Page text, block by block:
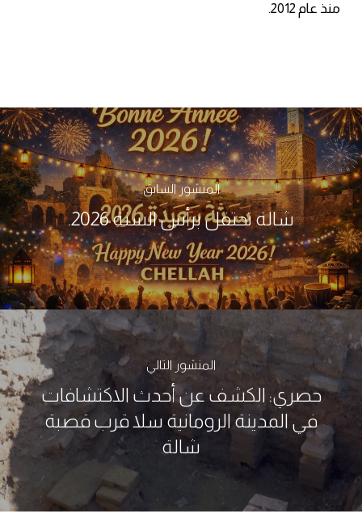
منذ عام 2012.
المنشور السابق
شالة تحتفل برأس السنة 2026.
المنشور التالي
حصري: الكشف عن أحدث الاكتشافات
في المدينة الرومانية سلا قرب قصبة
شالة